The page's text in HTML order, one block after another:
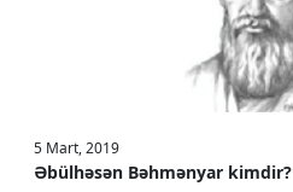
5 Mart, 2019
Əbülhəsən Bəhmənyar kimdir?